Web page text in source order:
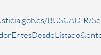
BUSCADIR/